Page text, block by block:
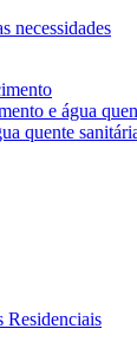
necessidades
e água
quente
Residenciais